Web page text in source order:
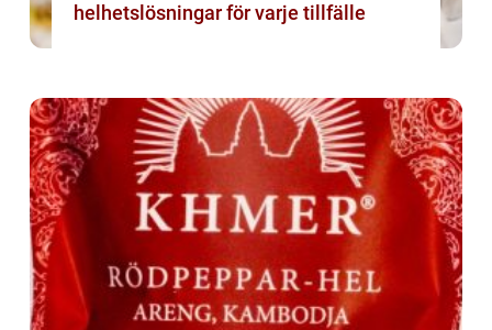
helhetslösningar för varje tillfälle